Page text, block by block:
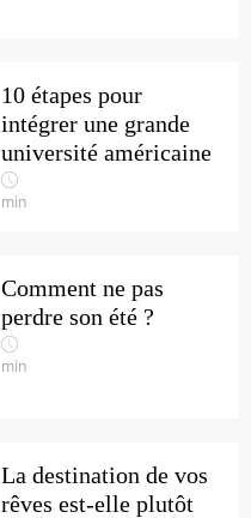
10 étapes pour
intégrer une grande
université américaine
min
Comment ne pas
perdre son été ?
min
La destination de vos
rêves est-elle plutôt